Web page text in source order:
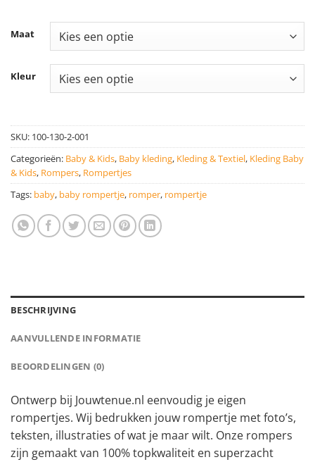
Maat
Kleur
SKU: 100-130-2-001
Categorieën: Baby & Kids, Baby kleding, Kleding & Textiel, Kleding Baby
& Kids, Rompers, Rompertjes
Tags: baby, baby rompertje, romper, rompertje
BESCHRIJVING
AANVULLENDE INFORMATIE
BEOORDELINGEN (0)
Ontwerp bij Jouwtenue.nl eenvoudig je eigen
rompertjes. Wij bedrukken jouw rompertje met foto’s,
teksten, illustraties of wat je maar wilt. Onze rompers
zijn gemaakt van 100% topkwaliteit en superzacht